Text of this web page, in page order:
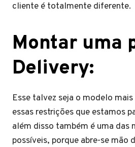
cliente é totalmente diferente.
Montar uma
Delivery:
Esse talvez seja o modelo
essas restrições que estamos
além disso também é uma das
possíveis, porque abre-se mão